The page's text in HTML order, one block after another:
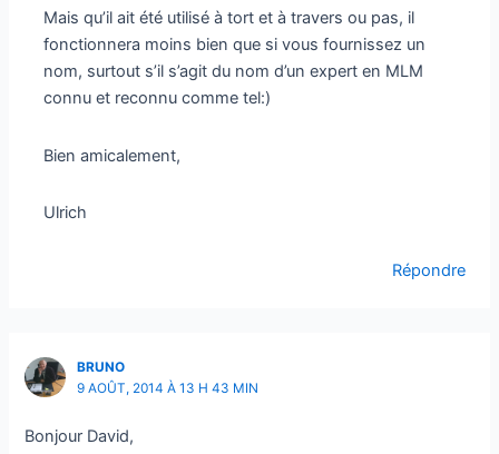
Mais qu’il ait été utilisé à tort et à travers ou pas, il
fonctionnera moins bien que si vous fournissez un
nom, surtout s’il s’agit du nom d’un expert en MLM
connu et reconnu comme tel:)
Bien amicalement,
Ulrich
Répondre
BRUNO
9 AOÛT, 2014 À 13 H 43 MIN
Bonjour David,